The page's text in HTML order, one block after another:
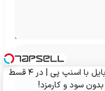
خرید موبایل با اسنپ پی | در ۴ قسط
بدون سود و کارمزد!